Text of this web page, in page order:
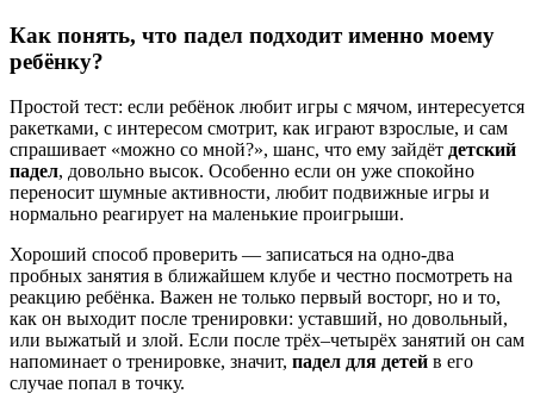
Как понять, что падел подходит именно моему
ребёнку?
Простой тест: если ребёнок любит игры с мячом, интересуется
ракетками, с интересом смотрит, как играют взрослые, и сам
спрашивает «можно со мной?», шанс, что ему зайдёт детский
падел, довольно высок. Особенно если он уже спокойно
переносит шумные активности, любит подвижные игры и
нормально реагирует на маленькие проигрыши.
Хороший способ проверить — записаться на одно‑два
пробных занятия в ближайшем клубе и честно посмотреть на
реакцию ребёнка. Важен не только первый восторг, но и то,
как он выходит после тренировки: уставший, но довольный,
или выжатый и злой. Если после трёх–четырёх занятий он сам
напоминает о тренировке, значит, падел для детей в его
случае попал в точку.